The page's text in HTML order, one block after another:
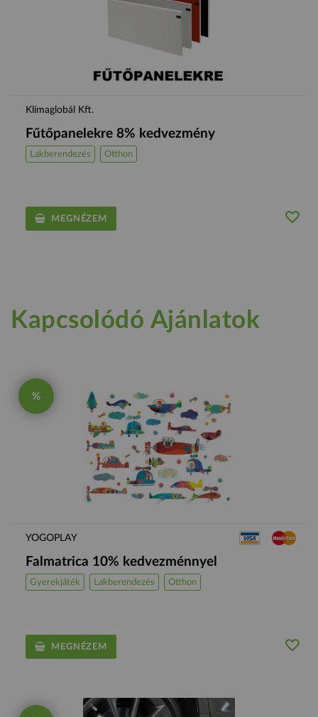
Klímaglobál Kft.
Fűtőpanelekre 8% kedvezmény
Lakberendezés Otthon
MEGNÉZEM
Kapcsolódó Ajánlatok
%
YOGOPLAY
Falmatrica 10% kedvezménnyel
Gyerekjáték Lakberendezés Otthon
MEGNÉZEM